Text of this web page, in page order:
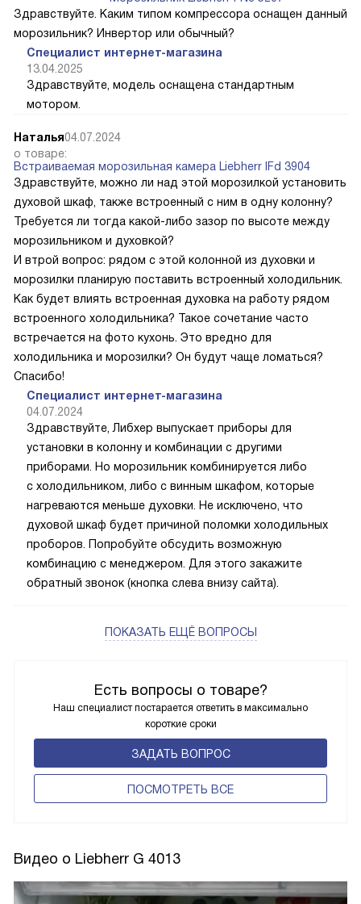
Есть вопросы о товаре?
Наш специалист постарается ответить в максимально
короткие сроки
ЗАДАТЬ ВОПРОС
ПОCМОТРЕТЬ ВСЕ
Здравствуйте. Каким типом компрессора оснащен данный
морозильник? Инвертор или обычный?
Специалист интернет-магазина
13.04.2025
Здравствуйте, модель оснащена стандартным
мотором.
Наталья04.07.2024
о товаре:
Встраиваемая морозильная камера Liebherr IFd 3904
Здравствуйте, можно ли над этой морозилкой установить
духовой шкаф, также встроенный с ним в одну колонну?
Требуется ли тогда какой-либо зазор по высоте между
морозильником и духовкой?
И втрой вопрос: рядом с этой колонной из духовки и
морозилки планирую поставить встроенный холодильник.
Как будет влиять встроенная духовка на работу рядом
встроенного холодильника? Такое сочетание часто
встречается на фото кухонь. Это вредно для
холодильника и морозилки? Он будут чаще ломаться?
Спасибо!
Специалист интернет-магазина
04.07.2024
Здравствуйте, Либхер выпускает приборы для
установки в колонну и комбинации с другими
приборами. Но морозильник комбинируется либо
с холодильником, либо с винным шкафом, которые
нагреваются меньше духовки. Не исключено, что
духовой шкаф будет причиной поломки холодильных
проборов. Попробуйте обсудить возможную
комбинацию с менеджером. Для этого закажите
обратный звонок (кнопка слева внизу сайта).
ПОКАЗАТЬ ЕЩЁ ВОПРОСЫ
Видео о Liebherr G 4013